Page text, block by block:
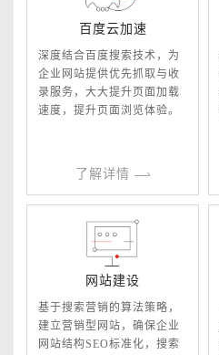
百度云加速
深度结合百度搜索技术，为
企业网站提供优先抓取与收
录服务，大大提升页面加载
速度，提升页面浏览体验。
了解详情
网站建设
基于搜索营销的算法策略，
建立营销型网站，确保企业
网站结构SEO标准化，搜索